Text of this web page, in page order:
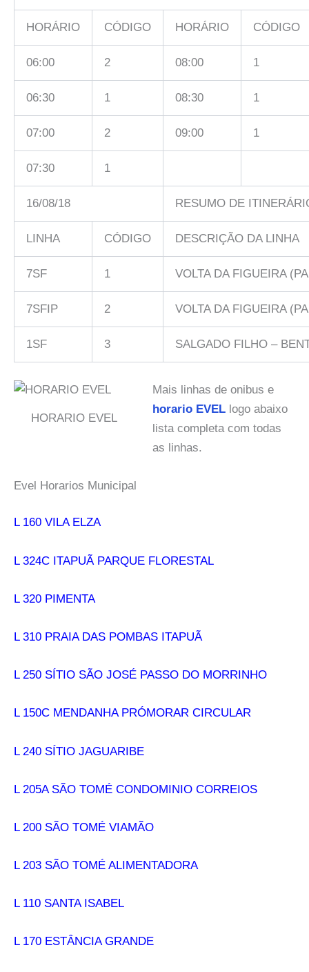
HORÁRIO CÓDIGO HORÁRIO CÓDIGO
06:00 2 08:00 1
06:30 1 08:30 1
07:00 2 09:00 1
07:30 1
16/08/18 RESUMO DE
LINHA CÓDIGO DESCRIÇÃO DA LINHA
7SF 1 VOLTA DA FIGUEIRA
7SFIP 2 VOLTA DA FIGUEIRA
1SF 3 SALGADO FILHO –
HORARIO EVEL
Mais linhas de onibus e
horario EVELlogo abaixo
lista completa com todas
as linhas.
Evel Horarios Municipal
L 160 VILA ELZA
L 324C ITAPUÃ PARQUE FLORESTAL
L 320 PIMENTA
L 310 PRAIA DAS POMBAS ITAPUÃ
L 250 SÍTIO SÃO JOSÉ PASSO DO MORRINHO
L 150C MENDANHA PRÓMORAR CIRCULAR
L 240 SÍTIO JAGUARIBE
L 205A SÃO TOMÉ CONDOMINIO CORREIOS
L 200 SÃO TOMÉ VIAMÃO
L 203 SÃO TOMÉ ALIMENTADORA
L 110 SANTA ISABEL
L 170 ESTÂNCIA GRANDE